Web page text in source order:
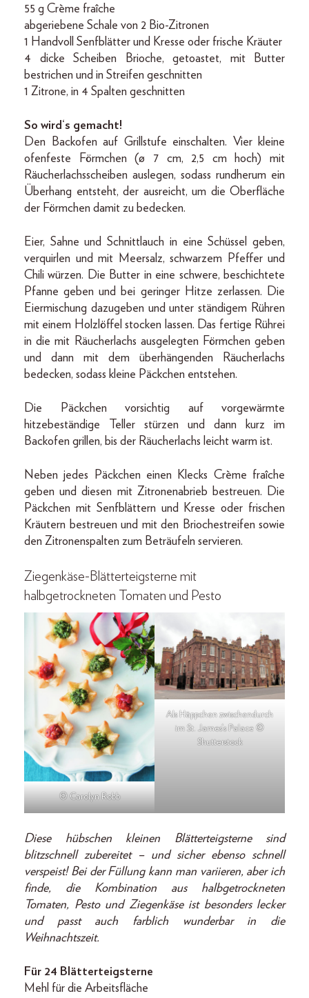
55 g Crème fraîche
abgeriebene Schale von 2 Bio-Zitronen
1 Handvoll Senfblätter und Kresse oder frische Kräuter
4 dicke Scheiben Brioche, getoastet, mit Butter
bestrichen und in Streifen geschnitten
1 Zitrone, in 4 Spalten geschnitten
So wird‘s gemacht!
Den Backofen auf Grillstufe einschalten. Vier kleine
ofenfeste Förmchen (ø 7 cm, 2,5 cm hoch) mit
Räucherlachsscheiben auslegen, sodass rundherum ein
Überhang entsteht, der ausreicht, um die Oberfläche
der Förmchen damit zu bedecken.
Eier, Sahne und Schnittlauch in eine Schüssel geben,
verquirlen und mit Meersalz, schwarzem Pfeffer und
Chili würzen. Die Butter in eine schwere, beschichtete
Pfanne geben und bei geringer Hitze zerlassen. Die
Eiermischung dazugeben und unter ständigem Rühren
mit einem Holzlöffel stocken lassen. Das fertige Rührei
in die mit Räucherlachs ausgelegten Förmchen geben
und dann mit dem überhängenden Räucherlachs
bedecken, sodass kleine Päckchen entstehen.
Die Päckchen vorsichtig auf vorgewärmte
hitzebeständige Teller stürzen und dann kurz im
Backofen grillen, bis der Räucherlachs leicht warm ist.
Neben jedes Päckchen einen Klecks Crème fraîche
geben und diesen mit Zitronenabrieb bestreuen. Die
Päckchen mit Senfblättern und Kresse oder frischen
Kräutern bestreuen und mit den Briochestreifen sowie
den Zitronenspalten zum Beträufeln servieren.
Ziegenkäse-Blätterteigsterne mit
halbgetrockneten Tomaten und Pesto
© Carolyn Robb
Als Häppchen zwischendurch
im St. James‘s Palace ©
Shutterstock
Diese hübschen kleinen Blätterteigsterne sind
blitzschnell zubereitet – und sicher ebenso schnell
verspeist! Bei der Füllung kann man variieren, aber ich
finde, die Kombination aus halbgetrockneten
Tomaten, Pesto und Ziegenkäse ist besonders lecker
und passt auch farblich wunderbar in die
Weihnachtszeit.
Für 24 Blätterteigsterne
Mehl für die Arbeitsfläche